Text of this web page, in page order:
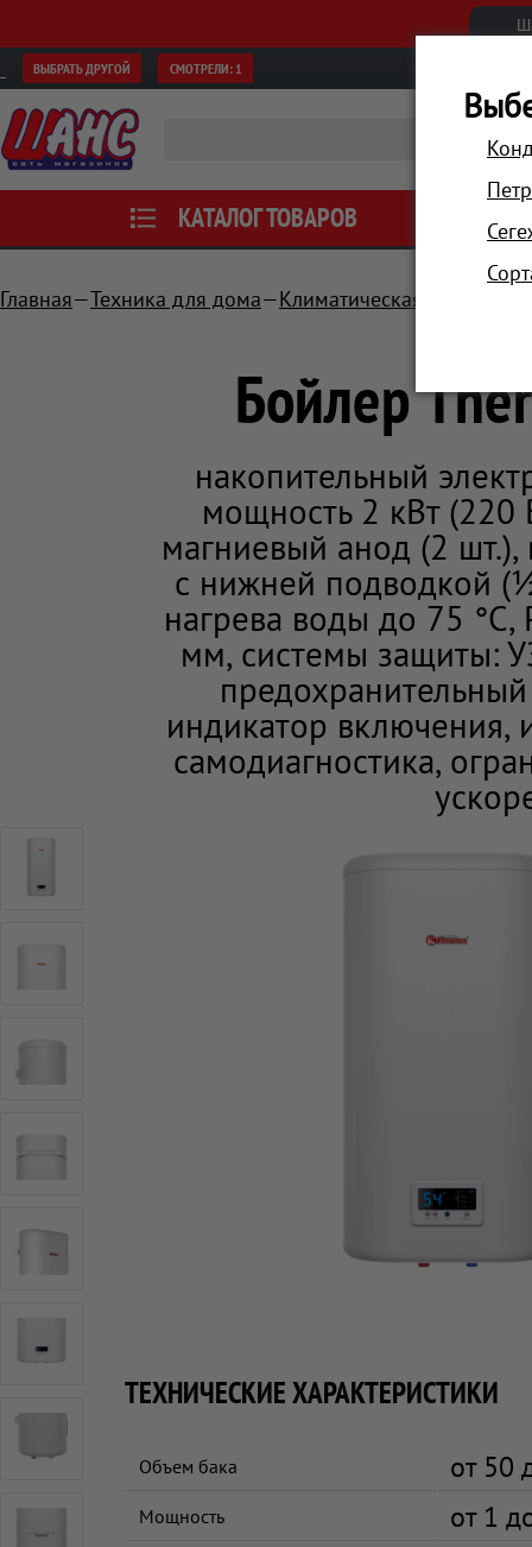
ВЫБРАТЬ ДРУГОЙ СМОТРЕЛИ: 1
КАТАЛОГ ТОВАРОВ АКЦИИ
Главная Техника для дома Климатическая техника
Бойлер
накопительный
мощность 2 кВт (220
магниевый анод (2
с нижней подводкой
нагрева воды до 75
мм, системы защиты:
индикатор включения,
самодиагностика,
ТЕХНИЧЕСКИЕ ХАРАКТЕРИСТИКИ
Объем бака от 50
Мощность от 1